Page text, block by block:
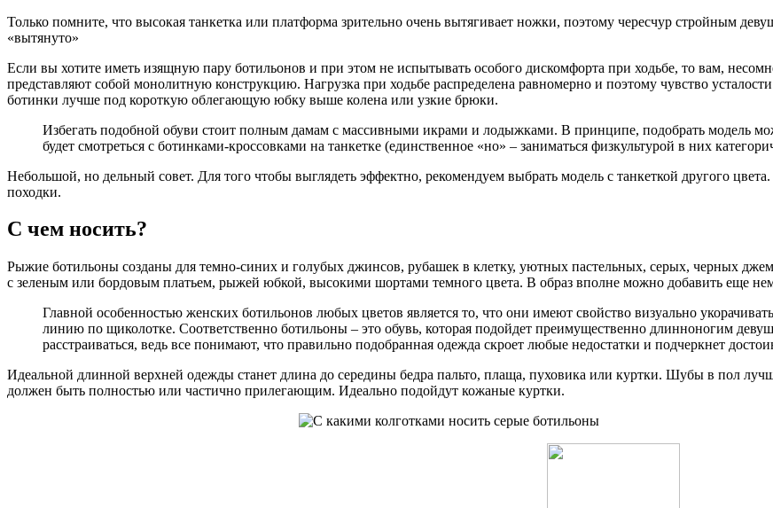
Только помните, что высокая танкетка или платформа зрительно очень вытягивает ножки, поэтому чересчур стройным
«вытянуто»
Если вы хотите иметь изящную пару ботильонов и при этом не испытывать особого дискомфорта при ходьбе, то вам,
представляют собой монолитную конструкцию. Нагрузка при ходьбе распределена равномерно и поэтому чувство
ботинки лучше под короткую облегающую юбку выше колена или узкие брюки.
Избегать подобной обуви стоит полным дамам с массивными икрами и лодыжками. В принципе, подобрать модель
будет смотреться с ботинками-кроссовками на танкетке (единственное «но» – заниматься физкультурой в них
Небольшой, но дельный совет. Для того чтобы выглядеть эффектно, рекомендуем выбрать модель с танкеткой другого
походки.
С чем носить?
Рыжие ботильоны созданы для темно-синих и голубых джинсов, рубашек в клетку, уютных пастельных, серых, черных
с зеленым или бордовым платьем, рыжей юбкой, высокими шортами темного цвета. В образ вполне можно добавить еще
Главной особенностью женских ботильонов любых цветов является то, что они имеют свойство визуально
линию по щиколотке. Соответственно ботильоны – это обувь, которая подойдет преимущественно длинноногим
расстраиваться, ведь все понимают, что правильно подобранная одежда скроет любые недостатки и подчеркнет
Идеальной длинной верхней одежды станет длина до середины бедра пальто, плаща, пуховика или куртки. Шубы в пол
должен быть полностью или частично прилегающим. Идеально подойдут кожаные куртки.